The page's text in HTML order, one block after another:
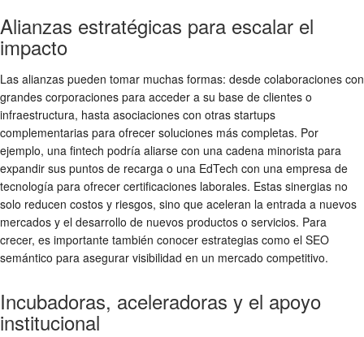
Alianzas estratégicas para escalar el
impacto
Las alianzas pueden tomar muchas formas: desde colaboraciones con
grandes corporaciones para acceder a su base de clientes o
infraestructura, hasta asociaciones con otras startups
complementarias para ofrecer soluciones más completas. Por
ejemplo, una fintech podría aliarse con una cadena minorista para
expandir sus puntos de recarga o una EdTech con una empresa de
tecnología para ofrecer certificaciones laborales. Estas sinergias no
solo reducen costos y riesgos, sino que aceleran la entrada a nuevos
mercados y el desarrollo de nuevos productos o servicios. Para
crecer, es importante también conocer estrategias como el SEO
semántico para asegurar visibilidad en un mercado competitivo.
Incubadoras, aceleradoras y el apoyo
institucional